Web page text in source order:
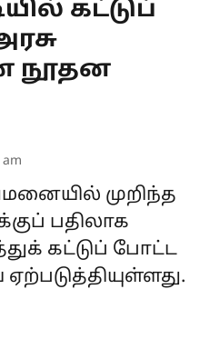
கட்டுப்
நூதன
முறிந்த
பதிலாக
கட்டுப் போட்ட